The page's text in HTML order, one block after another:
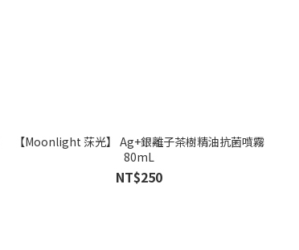
【Moonlight 莯光】 Ag+銀離子茶樹精油抗菌噴霧
80mL
NT$250